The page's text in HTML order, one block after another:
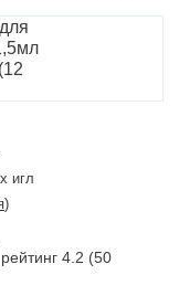
игл
)
рейтинг 4.2 (50